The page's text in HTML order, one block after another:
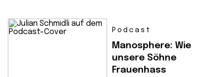
Podcast
Manosphere: Wie
unsere Söhne
Frauenhass